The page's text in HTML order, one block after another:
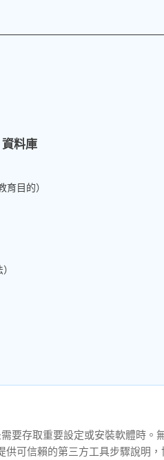
料庫
目的）
要存取重要設定或安裝軟體時。
可信賴的第三方工具步驟說明